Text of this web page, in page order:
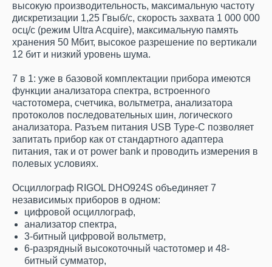
высокую производительность, максимальную частоту
дискретизации 1,25 Гвыб/с, скорость захвата 1 000 000
осц/с (режим Ultra Acquire), максимальную память
хранения 50 Мбит, высокое разрешение по вертикали
12 бит и низкий уровень шума.
7 в 1: уже в базовой комплектации прибора имеются
функции анализатора спектра, встроенного
частотомера, счетчика, вольтметра, анализатора
протоколов последовательных шин, логического
анализатора. Разъем питания USB Type-C позволяет
запитать прибор как от стандартного адаптера
питания, так и от power bank и проводить измерения в
полевых условиях.
Осциллограф RIGOL DHO924S объединяет 7
независимых приборов в одном:
цифровой осциллограф,
анализатор спектра,
3-битный цифровой вольтметр,
6-разрядный высокоточный частотомер и 48-
битный сумматор,